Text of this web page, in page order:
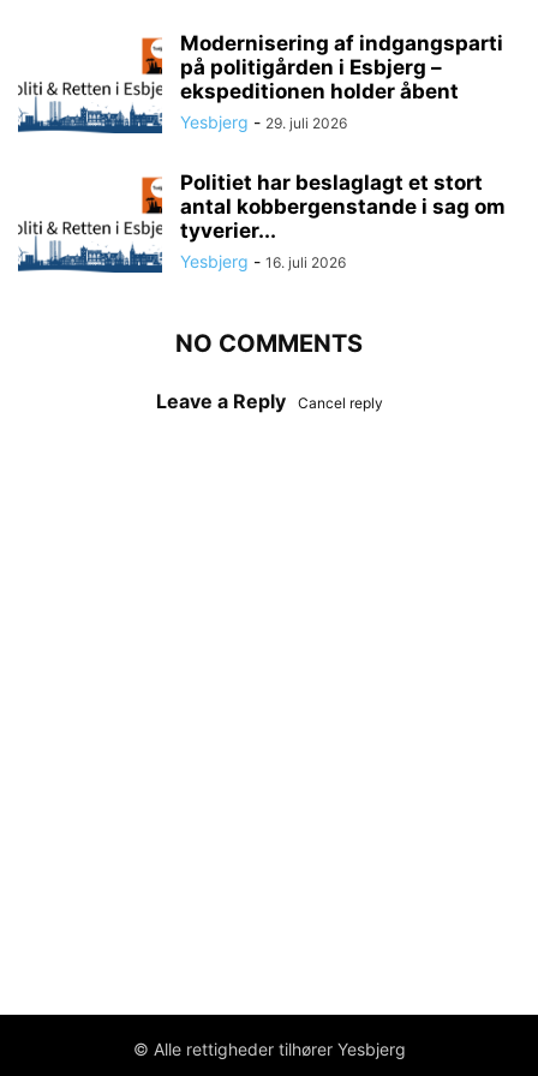
Modernisering af indgangsparti
på politigården i Esbjerg –
ekspeditionen holder åbent
Yesbjerg - 29. juli 2026
Politiet har beslaglagt et stort
antal kobbergenstande i sag om
tyverier...
Yesbjerg - 16. juli 2026
NO COMMENTS
Leave a Reply Cancel reply
© Alle rettigheder tilhører Yesbjerg